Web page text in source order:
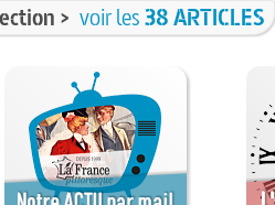
> voir les38 ARTICLES